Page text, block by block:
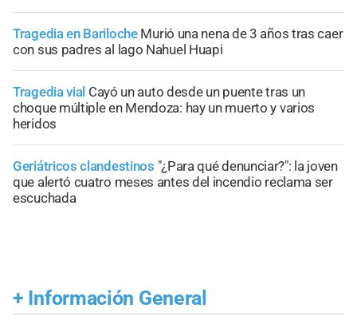
Tragedia en Bariloche Murió una nena de 3 años tras caer
con sus padres al lago Nahuel Huapi
Tragedia vial Cayó un auto desde un puente tras un
choque múltiple en Mendoza: hay un muerto y varios
heridos
Geriátricos clandestinos "¿Para qué denunciar?": la joven
que alertó cuatro meses antes del incendio reclama ser
escuchada
+ Información General